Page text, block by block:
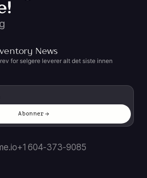
News
for selgere leverer alt det siste innen
Abonner
+1 604-373-9085